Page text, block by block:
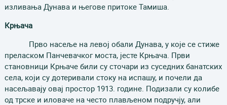
изливања Дунава и његове притоке Тамиша.
Крњача
Прво насеље на левој обали Дунава, у које се стиже
преласком Панчевачког моста, јесте Крњача. Први
становници Крњаче били су сточари из суседних банатских
села, који су дотеривали стоку на испашу, и почели да
насељавају овај простор 1913. године. Подизали су колибе
од трске и иловаче на често плављеном подручју, али